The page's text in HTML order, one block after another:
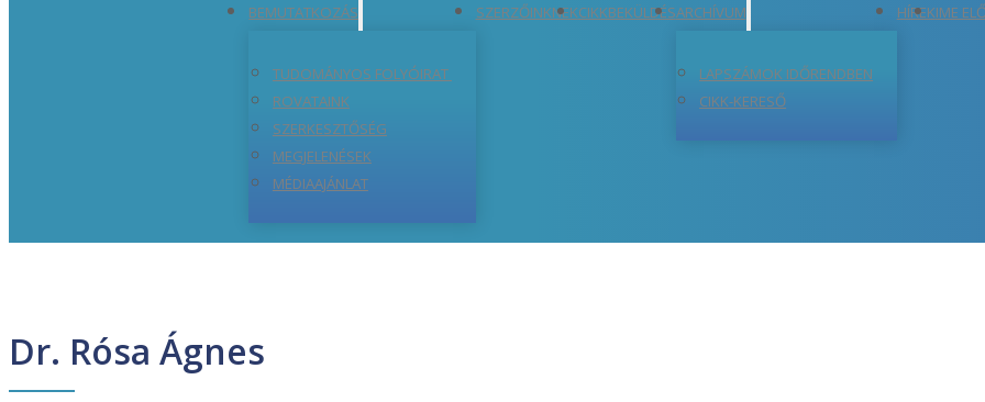
BEMUTATKOZÁS
TUDOMÁNYOS FOLYÓIRAT
ROVATAINK
SZERKESZTŐSÉG
MEGJELENÉSEK
MÉDIAAJÁNLAT
SZERZŐINKNEKCIKKBEKÜLDÉSARCHÍVUM
LAPSZÁMOK IDŐRENDBEN
CIKK-KERESŐ
HÍREKIME
Dr. Rósa Ágnes